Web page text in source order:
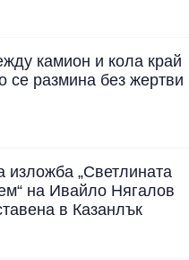
камион и кола край
се размина без жертви
изложба „Светлината
на Ивайло Нягалов
в Казанлък